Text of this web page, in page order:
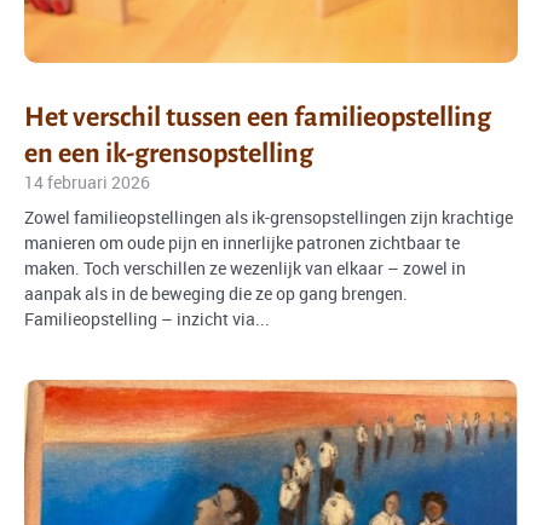
Het verschil tussen een familieopstelling
en een ik-grensopstelling
14 februari 2026
Zowel familieopstellingen als ik-grensopstellingen zijn krachtige
manieren om oude pijn en innerlijke patronen zichtbaar te
maken. Toch verschillen ze wezenlijk van elkaar – zowel in
aanpak als in de beweging die ze op gang brengen.
Familieopstelling – inzicht via...